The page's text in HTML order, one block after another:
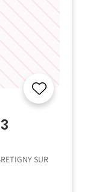
SUR